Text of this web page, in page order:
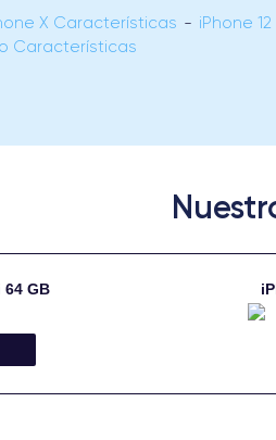
X Características - iPhone
Características
64 GB